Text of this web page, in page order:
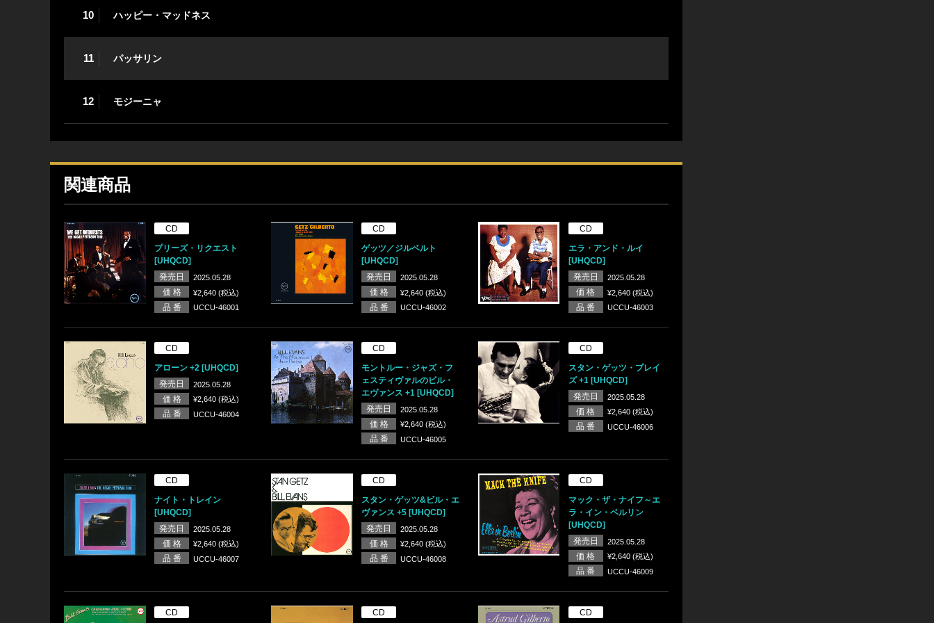
10 ハッピー・マッドネス
11 パッサリン
12 モジーニャ
関連商品
CD
プリーズ・リクエスト
[UHQCD]
発売日
2025.05.28
価 格 ¥2,640 (税込)
品 番 UCCU-46001
CD
ゲッツ／ジルベルト
[UHQCD]
発売日
2025.05.28
価 格 ¥2,640 (税込)
品 番 UCCU-46002
CD
エラ・アンド・ルイ
[UHQCD]
発売日
2025.05.28
価 格 ¥2,640 (税込)
品 番 UCCU-46003
CD
アローン +2 [UHQCD]
発売日
2025.05.28
価 格 ¥2,640 (税込)
品 番 UCCU-46004
CD
モントルー・ジャズ・フ
ェスティヴァルのビル・
エヴァンス +1 [UHQCD]
発売日
2025.05.28
価 格 ¥2,640 (税込)
品 番 UCCU-46005
CD
スタン・ゲッツ・プレイ
ズ +1 [UHQCD]
発売日
2025.05.28
価 格 ¥2,640 (税込)
品 番 UCCU-46006
CD
ナイト・トレイン
[UHQCD]
発売日
2025.05.28
価 格 ¥2,640 (税込)
品 番 UCCU-46007
CD
スタン・ゲッツ&ビル・エ
ヴァンス +5 [UHQCD]
発売日
2025.05.28
価 格 ¥2,640 (税込)
品 番 UCCU-46008
CD
マック・ザ・ナイフ～エ
ラ・イン・ベルリン
[UHQCD]
発売日
2025.05.28
価 格 ¥2,640 (税込)
品 番 UCCU-46009
CD CD CD